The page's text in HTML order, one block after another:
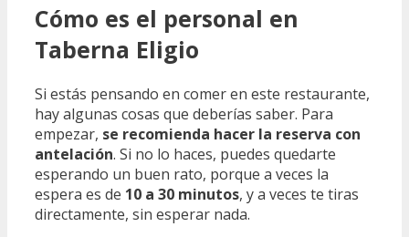
Cómo es el personal en
Taberna Eligio
Si estás pensando en comer en este restaurante,
hay algunas cosas que deberías saber. Para
empezar, se recomienda hacer la reserva con
antelación. Si no lo haces, puedes quedarte
esperando un buen rato, porque a veces la
espera es de 10 a 30 minutos, y a veces te tiras
directamente, sin esperar nada.